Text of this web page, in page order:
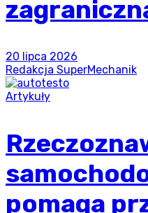
20 lipca 2026
Redakcja SuperMechanik
Artykuły
pomaga